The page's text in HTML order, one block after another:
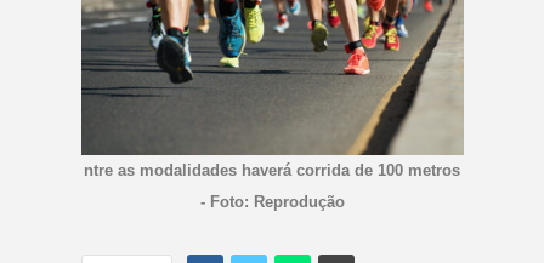
ntre as modalidades haverá corrida de 100 metros
- Foto: Reprodução